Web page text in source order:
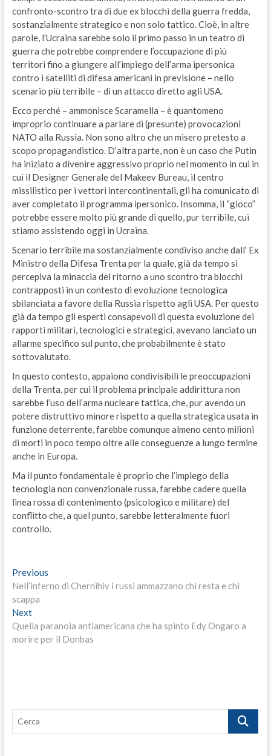
confronto-scontro tra di due ex blocchi della guerra fredda,
sostanzialmente strategico e non solo tattico. Cioè, in altre
parole, l’Ucraina sarebbe solo il primo passo in un teatro di
guerra che potrebbe comprendere l’occupazione di più
territori fino a giungere all’impiego dell’arma ipersonica
contro i satelliti di difesa americani in previsione – nello
scenario più terribile – di un attacco diretto agli USA.
Ecco perché – ammonisce Scaramella – è quantomeno
improprio continuare a parlare di (presunte) provocazioni
NATO alla Russia. Non sono altro che un misero pretesto a
scopo propagandistico. D’altra parte, non è un caso che Putin
ha iniziato a divenire aggressivo proprio nel momento in cui in
cui il Designer Generale del Makeev Bureau, il centro
missilistico per i vettori intercontinentali, gli ha comunicato di
aver completato il programma ipersonico. Insomma, il “gioco”
potrebbe essere molto più grande di quello, pur terribile, cui
stiamo assistendo oggi in Ucraina.
Scenario terribile ma sostanzialmente condiviso anche dall’ Ex
Ministro della Difesa Trenta per la quale, già da tempo si
percepiva la minaccia del ritorno a uno scontro tra blocchi
contrapposti in un contesto di evoluzione tecnologica
sbilanciata a favore della Russia rispetto agli USA. Per questo
già da tempo gli esperti consapevoli di questa evoluzione dei
rapporti militari, tecnologici e strategici, avevano lanciato un
allarme specifico sul punto, che probabilmente è stato
sottovalutato.
In questo contesto, appaiono condivisibili le preoccupazioni
della Trenta, per cui il problema principale addirittura non
sarebbe l’uso dell’arma nucleare tattica, che, pur avendo un
potere distruttivo minore rispetto a quella strategica usata in
funzione deterrente, farebbe comunque almeno cento milioni
di morti in poco tempo oltre alle conseguenze a lungo termine
anche in Europa.
Ma il punto fondamentale è proprio che l’impiego della
tecnologia non convenzionale russa, farebbe cadere quella
linea rossa di contenimento (psicologico e militare) del
conflitto che, a quel punto, sarebbe letteralmente fuori
controllo.
Navigazione
articoli
PreviousPrevious
post:
Nell’inferno di Chernihiv i russi ammazzano chi resta e chi
scappa
NextNext
post:
Quella paranoia antiamericana che ha spinto Edy Ongaro a
morire per il Donbas
Cerca